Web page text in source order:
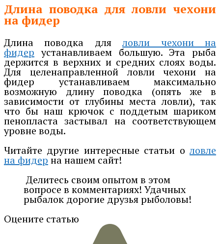
Длина поводка для ловли чехони
на фидер
Длина поводка дляловли чехони на
фидер устанавливаем большую. Эта рыба
держится в верхних и средних слоях воды.
Для целенаправленной ловли чехони на
фидер устанавливаем максимально
возможную длину поводка (опять же в
зависимости от глубины места ловли), так
что бы наш крючок с поддетым шариком
пенопласта застывал на соответствующем
уровне воды.
Читайте другие интересные статьи о ловле
на фидер на нашем сайт!
Делитесь своим опытом в этом
вопросе в комментариях! Удачных
рыбалок дорогие друзья рыболовы!
Оцените статью